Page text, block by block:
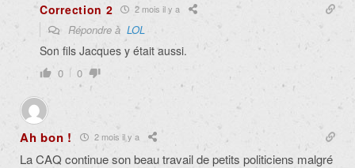
Correction 2 2 mois il y a
Répondre à LOL
Son fils Jacques y était aussi.
0 0
Ah bon ! 2 mois il y a
La CAQ continue son beau travail de petits politiciens malgré